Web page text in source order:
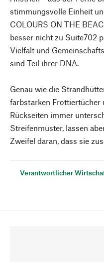
stimmungsvolle Einheit
COLOURS ON THE
besser nicht zu Suite702
Vielfalt und
sind Teil ihrer DNA.
Genau wie die
farbstarken Frottiertücher
Rückseiten immer
Streifenmuster, lassen
Zweifel daran, dass sie
Verantwortlicher